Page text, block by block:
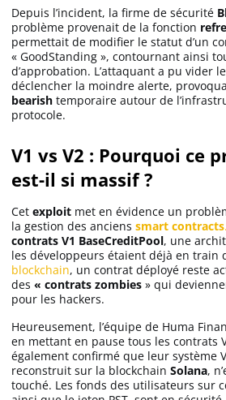
Depuis l’incident, la firme de sécurité
problème provenait de la fonction
permettait de modifier le statut d’un
« GoodStanding », contournant ainsi
d’approbation. L’attaquant a pu vider
déclencher la moindre alerte,
bearish temporaire autour de
protocole.
V1 vs V2 : Pourquoi ce
est-il si massif ?
Cet exploit met en évidence un
la gestion des anciens smart contracts.
contrats V1 BaseCreditPool, une
les développeurs étaient déjà en train
blockchain, un contrat déployé reste
des « contrats zombies » qui
pour les hackers.
Heureusement, l’équipe de Huma
en mettant en pause tous les contrats
également confirmé que leur système
reconstruit sur la blockchain Solana,
touché. Les fonds des utilisateurs sur